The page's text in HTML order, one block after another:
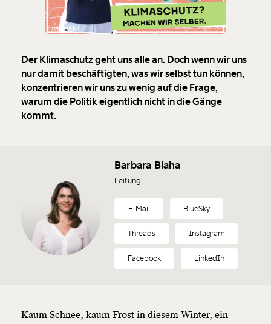
Der Klimaschutz geht uns alle an. Doch wenn wir uns
nur damit beschäftigten, was wir selbst tun können,
konzentrieren wir uns zu wenig auf die Frage,
warum die Politik eigentlich nicht in die Gänge
kommt.
Barbara Blaha
Leitung
E-Mail BlueSky
Threads Instagram
Facebook LinkedIn
Kaum Schnee, kaum Frost in diesem Winter, ein